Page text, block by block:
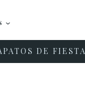
DE FIESTA